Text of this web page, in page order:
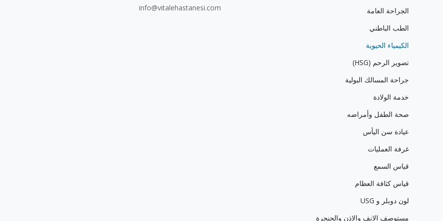
الجراحة العامة
الطب الباطني
الكيمياء الحيوية
تصوير الرحم (HSG)
جراحة المسالك البولية
خدمة الولادة
صحة الطفل وأمراضه
عيادة سن اليأس
غرفة العمليات
قياس السمع
قياس كثافة العظام
لون دوبلر و USG
مستوصف الانف والاذن والحنجرة
info@vitalehastanesi.com